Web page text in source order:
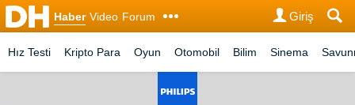
Haber Video Forum Giriş
Hız Testi Kripto Para Oyun Otomobil Bilim Sinema